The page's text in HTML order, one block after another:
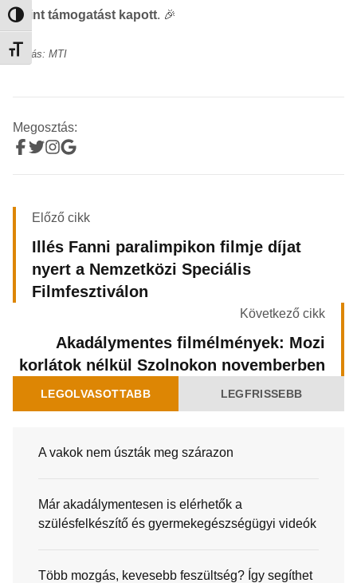
Nagy kontraszt váltása
Betűméret váltása
forint támogatást kapott. 🎉
Forrás: MTI
Megosztás:
Előző cikk
Illés Fanni paralimpikon filmje díjat
nyert a Nemzetközi Speciális
Filmfesztiválon
Következő cikk
Akadálymentes filmélmények: Mozi
korlátok nélkül Szolnokon novemberben
LEGOLVASOTTABB LEGFRISSEBB
A vakok nem úszták meg szárazon
Már akadálymentesen is elérhetők a
szülésfelkészítő és gyermekegészségügyi videók
Több mozgás, kevesebb feszültség? Így segíthet